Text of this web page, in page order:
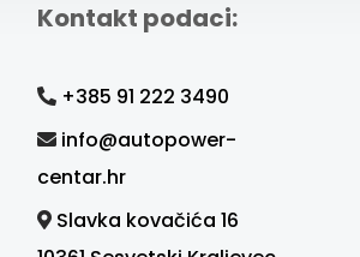
Kontakt podaci:
+385 91 222 3490
info@autopower-
centar.hr
Slavka kovačića 16